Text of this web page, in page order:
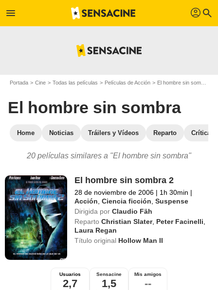
menu profil search
Portada Cine Todas las películas Películas de Acción El hombre sin sombra
El hombre sin sombra
Home Noticias Tráilers y Vídeos Reparto Críticas
20 películas similares a "El hombre sin sombra"
El hombre sin sombra 2
28 de noviembre de 2006 | 1h 30min |
Acción ,Ciencia ficción ,Suspense
Dirigida por Claudio Fäh
Reparto Christian Slater, Peter Facinelli
Laura Regan
Título original Hollow Man II
Usuarios
2,7
Sensacine
1,5
Mis amigos
--